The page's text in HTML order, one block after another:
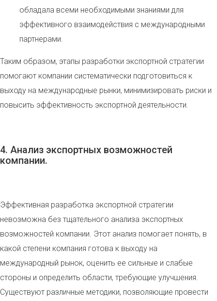
обладала всеми необходимыми знаниями для
эффективного взаимодействия с международными
партнерами.
Таким образом, этапы разработки экспортной стратегии
помогают компании систематически подготовиться к
выходу на международные рынки, минимизировать риски и
повысить эффективность экспортной деятельности.
4. Анализ экспортных возможностей
компании.
Эффективная разработка экспортной стратегии
невозможна без тщательного анализа экспортных
возможностей компании. Этот анализ помогает понять, в
какой степени компания готова к выходу на
международный рынок, оценить ее сильные и слабые
стороны и определить области, требующие улучшения.
Существуют различные методики, позволяющие провести